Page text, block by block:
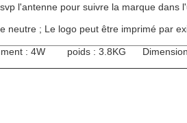
l'antenne pour suivre la marque dans
neutre ; Le logo peut être imprimé par
: 4W poids : 3.8KG Dimension